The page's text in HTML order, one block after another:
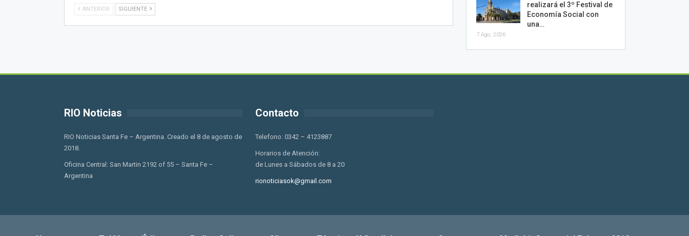
ANTERIOR SIGUIENTE
realizará el 3º Festival de
Economía Social con
una…
7 Ago, 2026
RIO Noticias
RIO Noticias Santa Fe – Argentina. Creado el 8 de agosto de
2018.
Oficina Central: San Martin 2192 of 55 – Santa Fe –
Argentina
Contacto
Telefono: 0342 – 4123887
Horarios de Atención:
de Lunes a Sábados de 8 a 20
rionoticiasok@gmail.com